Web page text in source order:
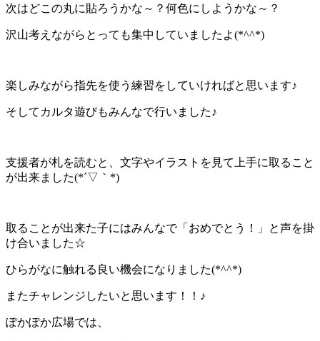
次はどこの丸に貼ろうかな～？何色にしようかな～？
沢山考えながらとっても集中していましたよ(*^^*)
楽しみながら指先を使う練習をしていければと思います♪
そしてカルタ遊びもみんなで行いました♪
支援者が札を読むと、文字やイラストを見て上手に取ること
が出来ました(*´▽｀*)
取ることが出来た子にはみんなで「おめでとう！」と声を掛
け合いました☆
ひらがなに触れる良い機会になりました(*^^*)
またチャレンジしたいと思います！！♪
ぽかぽか広場では、